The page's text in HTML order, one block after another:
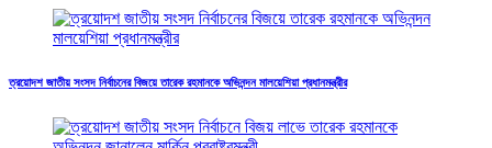
ত্রয়োদশ জাতীয় সংসদ নির্বাচনের বিজয়ে তারেক রহমানকে অভিনন্দন মালয়েশিয়া প্রধানমন্ত্রীর